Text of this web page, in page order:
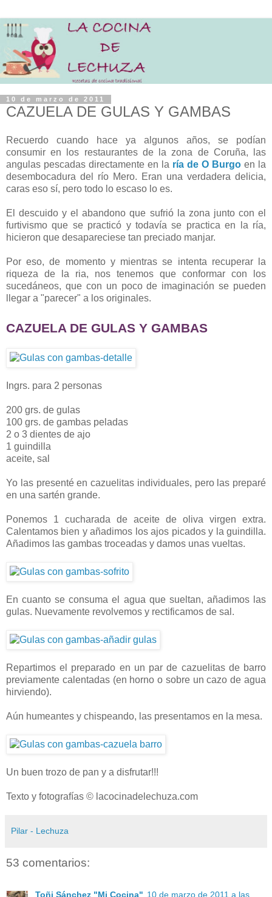
10 de marzo de 2011
CAZUELA DE GULAS Y GAMBAS
Recuerdo cuando hace ya algunos años, se podían
consumir en los restaurantes de la zona de Coruña, las
angulas pescadas directamente en la ría de O Burgo en la
desembocadura del río Mero. Eran una verdadera delicia,
caras eso sí, pero todo lo escaso lo es.
El descuido y el abandono que sufrió la zona junto con el
furtivismo que se practicó y todavía se practica en la ría,
hicieron que desapareciese tan preciado manjar.
Por eso, de momento y mientras se intenta recuperar la
riqueza de la ria, nos tenemos que conformar con los
sucedáneos, que con un poco de imaginación se pueden
llegar a "parecer" a los originales.
CAZUELA DE GULAS Y GAMBAS
Ingrs. para 2 personas
200 grs. de gulas
100 grs. de gambas peladas
2 o 3 dientes de ajo
1 guindilla
aceite, sal
Yo las presenté en cazuelitas individuales, pero las preparé
en una sartén grande.
Ponemos 1 cucharada de aceite de oliva virgen extra.
Calentamos bien y añadimos los ajos picados y la guindilla.
Añadimos las gambas troceadas y damos unas vueltas.
En cuanto se consuma el agua que sueltan, añadimos las
gulas. Nuevamente revolvemos y rectificamos de sal.
Repartimos el preparado en un par de cazuelitas de barro
previamente calentadas (en horno o sobre un cazo de agua
hirviendo).
Aún humeantes y chispeando, las presentamos en la mesa.
Un buen trozo de pan y a disfrutar!!!
Texto y fotografías © lacocinadelechuza.com
Pilar - Lechuza
53 comentarios:
Toñi Sánchez "Mi Cocina" 10 de marzo de 2011 a las